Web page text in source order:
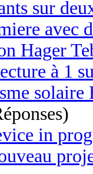
sur
avec
Hager
à 1
solaire
in